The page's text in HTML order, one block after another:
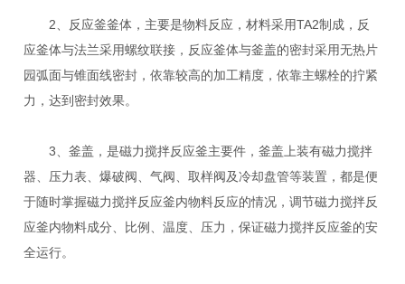
2、反应釜釜体，主要是物料反应，材料采用TA2制成，反
应釜体与法兰采用螺纹联接，反应釜体与釜盖的密封采用无热片
园弧面与锥面线密封，依靠较高的加工精度，依靠主螺栓的拧紧
力，达到密封效果。
3、釜盖，是磁力搅拌反应釜主要件，釜盖上装有磁力搅拌
器、压力表、爆破阀、气阀、取样阀及冷却盘管等装置，都是便
于随时掌握磁力搅拌反应釜内物料反应的情况，调节磁力搅拌反
应釜内物料成分、比例、温度、压力，保证磁力搅拌反应釜的安
全运行。